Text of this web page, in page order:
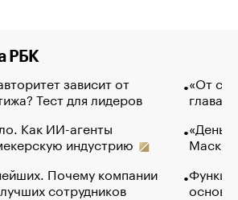
РБК
зависит от
Тест для лидеров
Как ИИ-агенты
индустрию
Почему компании
сотрудников
«От
глава
Маск в
основ